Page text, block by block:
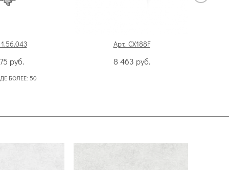
руб.
БОЛЕЕ: 50
Арт. CX188F
8 463 руб.